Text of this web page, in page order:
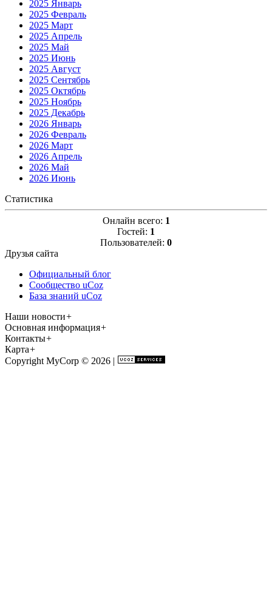
2025 Январь
2025 Февраль
2025 Март
2025 Апрель
2025 Май
2025 Июнь
2025 Август
2025 Сентябрь
2025 Октябрь
2025 Ноябрь
2025 Декабрь
2026 Январь
2026 Февраль
2026 Март
2026 Апрель
2026 Май
2026 Июнь
Статистика
Онлайн всего: 1
Гостей: 1
Пользователей: 0
Друзья сайта
Официальный блог
Сообщество uCoz
База знаний uCoz
Наши новости+
Основная информация+
Контакты+
Карта+
Copyright MyCorp © 2026 |